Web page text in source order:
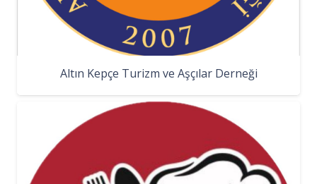
Altın Kepçe Turizm ve Aşçılar Derneği